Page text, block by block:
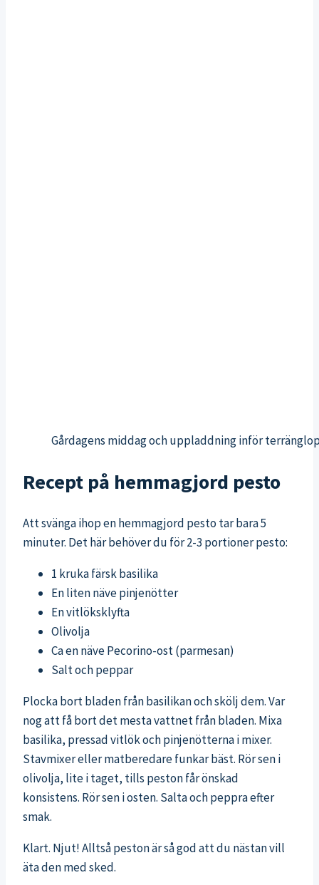
Gårdagens middag och uppladdning inför
Recept på hemmagjord pesto
Att svänga ihop en hemmagjord pesto tar bara 5
minuter. Det här behöver du för 2-3 portioner pesto:
1 kruka färsk basilika
En liten näve pinjenötter
En vitlöksklyfta
Olivolja
Ca en näve Pecorino-ost (parmesan)
Salt och peppar
Plocka bort bladen från basilikan och skölj dem. Var
nog att få bort det mesta vattnet från bladen. Mixa
basilika, pressad vitlök och pinjenötterna i mixer.
Stavmixer eller matberedare funkar bäst. Rör sen i
olivolja, lite i taget, tills peston får önskad
konsistens. Rör sen i osten. Salta och peppra efter
smak.
Klart. Njut! Alltså peston är så god att du nästan vill
äta den med sked.